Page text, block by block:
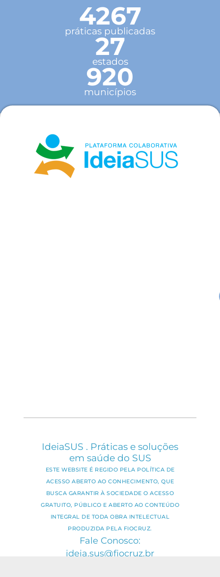
4267
práticas publicadas
27
estados
920
municípios
IdeiaSUS . Práticas e soluções
em saúde do SUS
ESTE WEBSITE É REGIDO PELA POLÍTICA DE
ACESSO ABERTO AO CONHECIMENTO, QUE
BUSCA GARANTIR À SOCIEDADE O ACESSO
GRATUITO, PÚBLICO E ABERTO AO CONTEÚDO
INTEGRAL DE TODA OBRA INTELECTUAL
PRODUZIDA PELA FIOCRUZ.
Fale Conosco:
ideia.sus@fiocruz.br